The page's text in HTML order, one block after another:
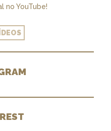
no YouTube!